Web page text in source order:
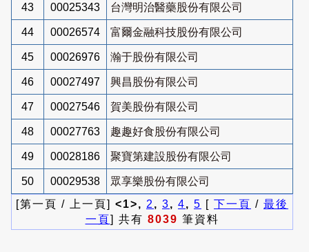
43 00025343 台灣明治醫藥股份有限公司
44 00026574 富爾金融科技股份有限公司
45 00026976 瀚于股份有限公司
46 00027497 興昌股份有限公司
47 00027546 賀美股份有限公司
48 00027763 趣趣好食股份有限公司
49 00028186 聚寶第建設股份有限公司
50 00029538
眾享樂股份有限公司
[第一頁 / 上一頁] <1>, 2 , 3, 4, 5 [ 下一頁 / 最後
一頁] 共有 8039 筆資料